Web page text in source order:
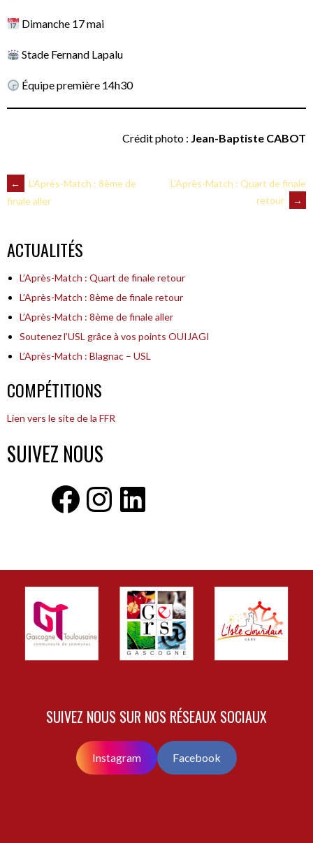
Dimanche 17 mai
Stade Fernand Lapalu
Équipe première 14h30
Crédit photo : Jean-Baptiste CABOT
NAVIGATION
ARTICLES
←
L’Après-Match : 8ème de
finale aller
L’Après-Match : Quart de finale
retour
→
ACTUALITÉS
L’Après-Match : Quart de finale retour
L’Après-Match : 8ème de finale retour
L’Après-Match : 8ème de finale aller
Soutenez l’USL grâce à vos points OUIJAGI
L’Après-Match : Blagnac – USL
COMPÉTITIONS
Lien vers le site de la FFR
SUIVEZ NOUS
Facebook
Instagram
LinkedIn
SUIVEZ NOUS SUR NOS RÉSEAUX SOCIAUX
Instagram Facebook